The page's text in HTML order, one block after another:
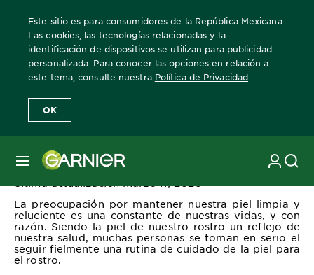
Este sitio es para consumidores de la República Mexicana.
Las cookies, las tecnologías relacionadas y la
identificación de dispositivos se utilizan para publicidad
personalizada. Para conocer las opciones en relación a
este tema, consulte nuestra Política de Privacidad
OK
MENÚ
Home Revista Garnier Consejos sobre el cuidado de la piel
Rutina de limpieza facial
profunda en casa
La preocupación por mantener nuestra piel limpia y
reluciente es una constante de nuestras vidas, y con
razón. Siendo la piel de nuestro rostro un reflejo de
nuestra salud, muchas personas se toman en serio el
seguir fielmente una rutina de cuidado de la piel para
el rostro.